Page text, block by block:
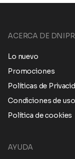
ACERCA DE
Lo nuevo
Promociones
Políticas de
Condiciones de
Política de cookies
AYUDA